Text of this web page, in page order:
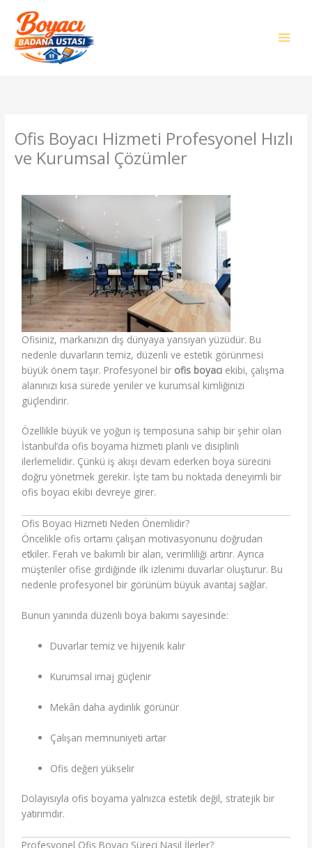
Ofis Boyacı Hizmeti Profesyonel Hızlı
ve Kurumsal Çözümler
Ofisiniz, markanızın dış dünyaya yansıyan yüzüdür. Bu
nedenle duvarların temiz, düzenli ve estetik görünmesi
büyük önem taşır. Profesyonel bir ofis boyacı ekibi, çalışma
alanınızı kısa sürede yeniler ve kurumsal kimliğinizi
güçlendirir.
Özellikle büyük ve yoğun iş temposuna sahip bir şehir olan
İstanbul’da ofis boyama hizmeti planlı ve disiplinli
ilerlemelidir. Çünkü iş akışı devam ederken boya sürecini
doğru yönetmek gerekir. İşte tam bu noktada deneyimli bir
ofis boyacı ekibi devreye girer.
Ofis Boyacı Hizmeti Neden Önemlidir?
Öncelikle ofis ortamı çalışan motivasyonunu doğrudan
etkiler. Ferah ve bakımlı bir alan, verimliliği artırır. Ayrıca
müşteriler ofise girdiğinde ilk izlenimi duvarlar oluşturur. Bu
nedenle profesyonel bir görünüm büyük avantaj sağlar.
Bunun yanında düzenli boya bakımı sayesinde:
Duvarlar temiz ve hijyenik kalır
Kurumsal imaj güçlenir
Mekân daha aydınlık görünür
Çalışan memnuniyeti artar
Ofis değeri yükselir
Dolayısıyla ofis boyama yalnızca estetik değil, stratejik bir
yatırımdır.
Profesyonel Ofis Boyacı Süreci Nasıl İlerler?